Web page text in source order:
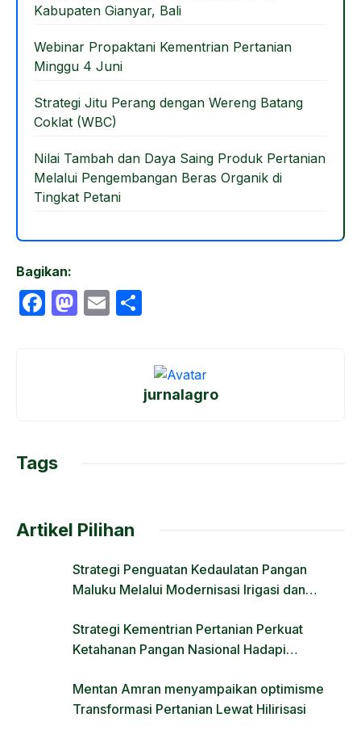
Kabupaten Gianyar, Bali
Webinar Propaktani Kementrian Pertanian
Minggu 4 Juni
Strategi Jitu Perang dengan Wereng Batang
Coklat (WBC)
Nilai Tambah dan Daya Saing Produk Pertanian
Melalui Pengembangan Beras Organik di
Tingkat Petani
Bagikan:
F
o
k
M E
e
jurnalagro
Tags
Artikel Pilihan
Strategi Penguatan Kedaulatan Pangan
Maluku Melalui Modernisasi Irigasi dan
Strategi Kementrian Pertanian Perkuat
Ketahanan Pangan Nasional Hadapi
Mentan Amran menyampaikan optimisme
Transformasi Pertanian Lewat Hilirisasi